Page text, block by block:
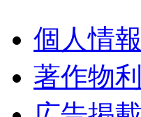
個人情
著作物